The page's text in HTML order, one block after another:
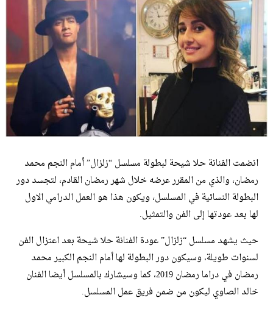
انضمت الفنانة حلا شيحة لبطولة مسلسل “زلزال” أمام النجم محمد
رمضان، والذي من المقرر عرضه خلال شهر رمضان القادم، لتجسد دور
البطولة النسائية في المسلسل، ويكون هذا هو العمل الدرامي الاول
لها بعد عودتها إلى الفن والتمثيل.
حيث يشهد مسلسل “زلزال” عودة الفنانة حلا شيحة بعد اعتزال الفن
لسنوات طويلة، وسيكون دور البطولة لها أمام النجم الكبير محمد
رمضان في دراما رمضان 2019، كما وسيشارك بالمسلسل أيضا الفنان
خالد الصاوي ليكون من ضمن فريق عمل المسلسل.